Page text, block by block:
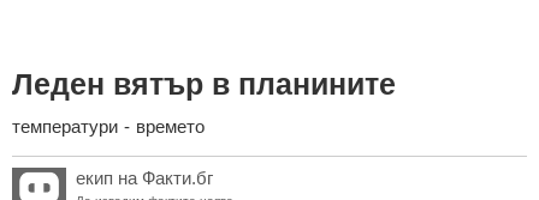
Леден вятър в планините
температури - времето
екип на Факти.бг